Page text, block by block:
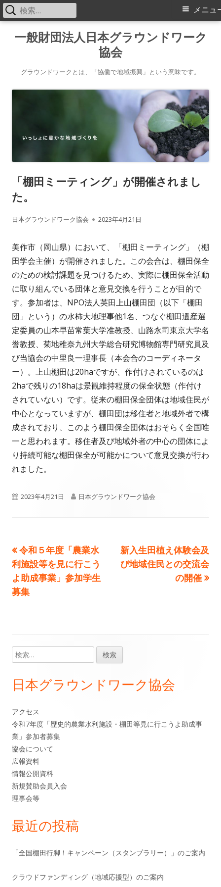
一般財団法人日本グラウンドワーク
協会
グラウンドワークとは、「協働で地域振興」という意味です。
メ
メニュ
検
索:
「棚田ミーティング」が開催されまし
た。
作
日本グラウンドワーク協会
公
2023年4月21日
美作市（岡山県）において、「棚田ミーティング」（棚
田学会主催）が開催されました。この会合は、棚田保全
のための検討課題を見つけるため、実際に棚田保全活動
に取り組んでいる団体と意見交換を行うことが目的で
す。参加者は、NPO法人英田上山棚田団（以下「棚田
団」という）の水柿大地理事他1名、つなぐ棚田遺産選
定委員の山本早苗常葉大学准教授、山路永司東京大学名
誉教授、菊地稚奈九州大学総合研究博物館専門研究員及
び当協会の中里良一理事長（本会合のコーディネータ
ー）。上山棚田は20haですが、作付けされているのは
2haで残りの18haは景観維持程度の保全状態（作付け
されていない）です。従来の棚田保全団体は地域住民が
中心となっていますが、棚田団は移住者と地域外者で構
成されており、このよう棚田保全団体はおそらく全国唯
一と思われます。移住者及び地域外者の中心の団体によ
り持続可能な棚田保全が可能かについて意見交換が行わ
れました。
公
2023年4月21日
作
日本グラウンドワーク協会
投
稿
ナ
ー
シ
ン
前
の
記
事:
令和５年度「農業水
利施設等を見に行こう
よ助成事業」参加学生
募集
次
の
新入生田植え体験会及
び地域住民との交流会
の開催
メ
イ
サ
イ
ド
バ
ー
検
索:
日本グラウンドワーク協会
アクセス
令和7年度「歴史的農業水利施設・棚田等見に行こうよ助成事
業」参加者募集
協会について
広報資料
情報公開資料
新規賛助会員入会
理事会等
最近の投稿
「全国棚田行脚！キャンペーン（スタンプラリー）」のご案内
クラウドファンディング（地域応援型）のご案内